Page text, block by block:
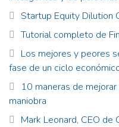
Startup Equity Dilution
Tutorial completo de
Los mejores y peores
fase de un ciclo
10 maneras de
maniobra
Mark Leonard, CEO